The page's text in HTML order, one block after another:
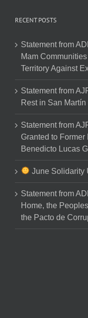
RECENT POSTS
Statement from
Mam
Territory Against
Statement from
Rest in San
Statement from
Granted to Former
Benedicto Lucas
June Solidarity
Statement from
Home, the
the Pacto de